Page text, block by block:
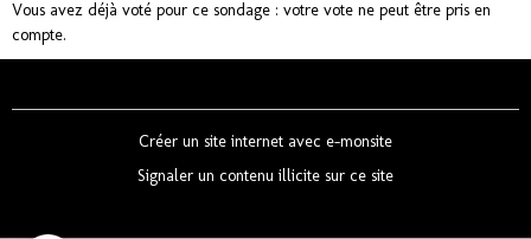
Vous avez déjà voté pour ce sondage : votre vote ne peut être pris en
compte.
Créer un site internet avec e-monsite
Signaler un contenu illicite sur ce site